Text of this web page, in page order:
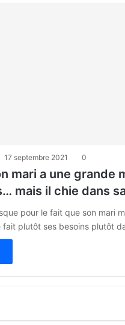
17 septembre 2021 0
mari a une grande
mais il chie dans
pour le fait que son mari
fait plutôt ses besoins plutôt